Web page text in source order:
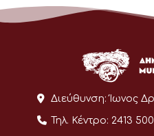
Διεύθυνση: Ίωνος
Τηλ. Κέντρο: 2413